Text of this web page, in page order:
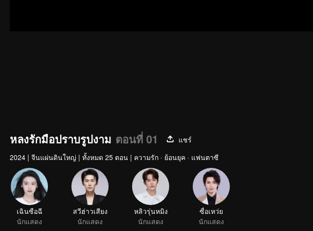
หลงรักมือปราบรูปงาม ตอนที่ 01
แชร์
2024 | จีนแผ่นดินใหญ่ | ทั้งหมด 25 ตอน | ความรัก · ย้อนยุค · แฟนตาซี
เฉินซือฉี
นักแสดง
สวีฮ่าวเสียง
นักแสดง
หลิวรุ่นหมิง
นักแสดง
ซื่อเหว่ย
นักแสดง